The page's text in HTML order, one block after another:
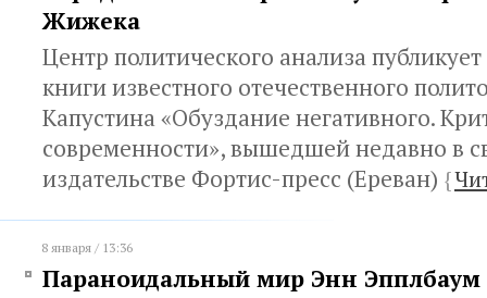
Жижека
Центр политического анализа
книги известного отечественного
Капустина «Обуздание негативного.
современности», вышедшей недавно в
издательстве Фортис-пресс (Ереван) {
8 января / 13:36
Параноидальный мир Энн Эпплбаум